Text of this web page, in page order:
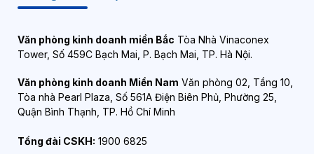
Văn phòng kinh doanh miền Bắc Tòa Nhà Vinaconex
Tower, Số 459C Bạch Mai, P. Bạch Mai, TP. Hà Nội.
Văn phòng kinh doanh Miền Nam Văn phòng 02, Tầng 10,
Tòa nhà Pearl Plaza, Số 561A Điện Biên Phủ, Phường 25,
Quận Bình Thạnh, TP. Hồ Chí Minh
Tổng đài CSKH: 1900 6825